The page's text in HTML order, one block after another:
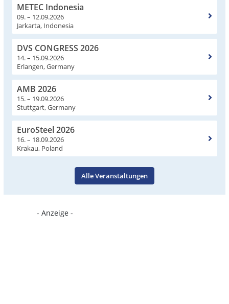
METEC Indonesia
09. – 12.09.2026
Jarkarta, Indonesia
DVS CONGRESS 2026
14. – 15.09.2026
Erlangen, Germany
AMB 2026
15. – 19.09.2026
Stuttgart, Germany
EuroSteel 2026
16. – 18.09.2026
Krakau, Poland
Alle Veranstaltungen
- Anzeige -